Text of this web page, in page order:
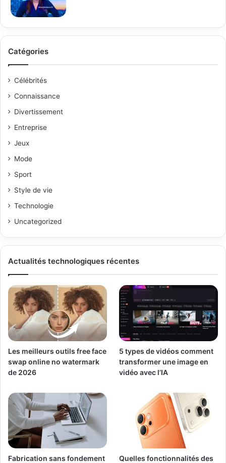
Catégories
Célébrités
Connaissance
Divertissement
Entreprise
Jeux
Mode
Sport
Style de vie
Technologie
Uncategorized
Actualités technologiques récentes
Les meilleurs outils free face
swap online no watermark
de 2026
5 types de vidéos comment
transformer une image en
vidéo avec l’IA
Fabrication sans fondement
Quelles fonctionnalités des